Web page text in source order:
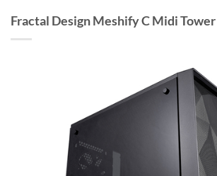
Fractal Design Meshify C Midi